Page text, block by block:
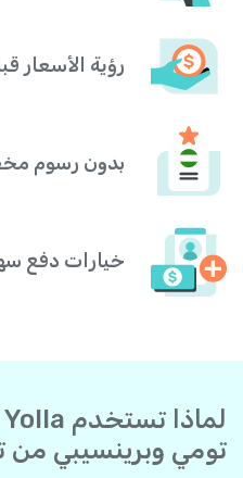
رؤية الأسعار
بدون رسوم
خيارات دفع
تومي وبرينسيبي من